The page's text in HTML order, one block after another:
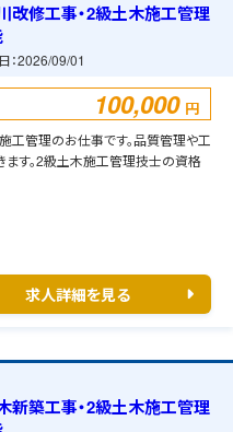
改修工事・2級土木施工管理
：2026/09/01
100,000 円
管理のお仕事です。品質管理や工
す。2級土木施工管理技士の資格
求人詳細を見る
新築工事・2級土木施工管理